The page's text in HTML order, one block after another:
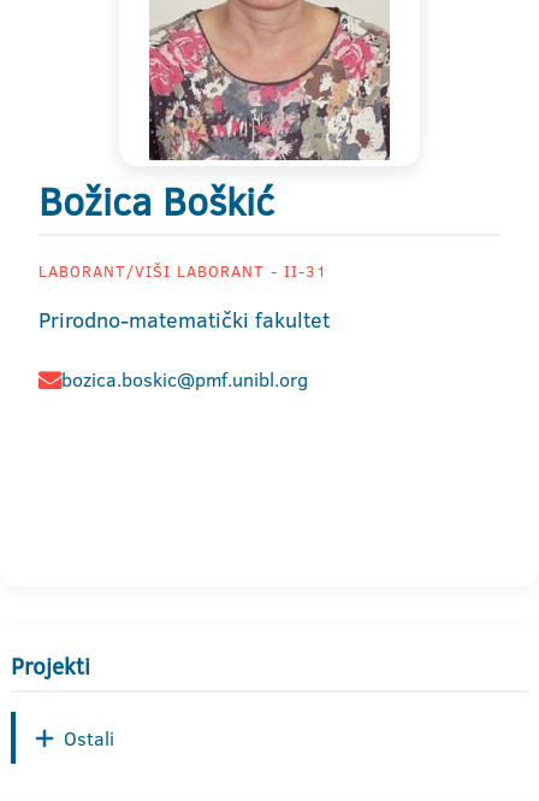
Božica Boškić
LABORANT/VIŠI LABORANT - II-31
Prirodno-matematički fakultet
bozica.boskic@pmf.unibl.org
Projekti
Ostali